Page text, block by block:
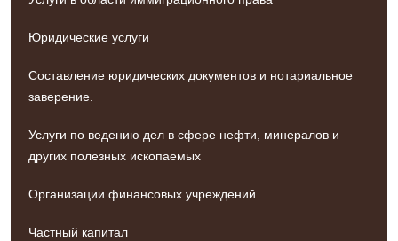
Юридические услуги
Составление юридических документов и нотариальное
заверение.
Услуги по ведению дел в сфере нефти, минералов и
других полезных ископаемых
Организации финансовых учреждений
Частный капитал